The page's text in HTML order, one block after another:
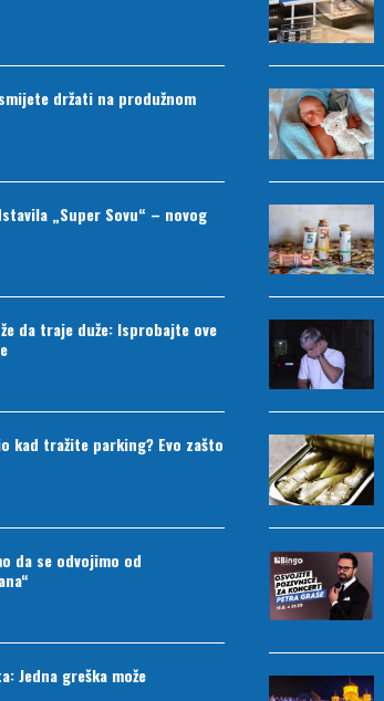
držati na produžnom
„Super Sovu“ – novog
da traje duže: Isprobajte ove
kad tražite parking? Evo zašto
da se odvojimo od
Jedna greška može